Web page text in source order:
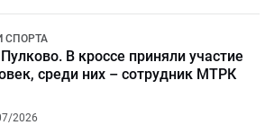
СПОРТА
В кроссе приняли участие
среди них – сотрудник МТРК
2026